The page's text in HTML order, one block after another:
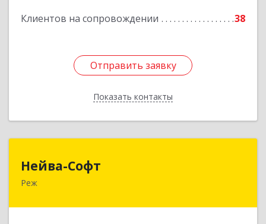
Клиентов на сопровождении 38
Отправить заявку
Показать контакты
Отправить заявку
Назад
Нейва-Софт
Реж
623750, Свердловская обл, Режевской р-н, Реж